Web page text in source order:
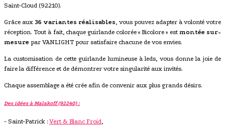
Saint-Cloud (92210).
Grâce aux 36 variantes réalisables, vous pouvez adapter à volonté votre
réception. Tout à fait, chaque guirlande colorée « Bicolore » est montée sur-
mesure par VANLIGHT pour satisfaire chacune de vos envies.
La customisation de cette guirlande lumineuse à leds, vous donne la joie de
faire la différence et de démontrer votre singularité aux invités.
Chaque assemblage a été crée afin de convenir aux plus grands désirs.
Des idées à Malakoff (92240) :
- Saint-Patrick : Vert & Blanc Froid,